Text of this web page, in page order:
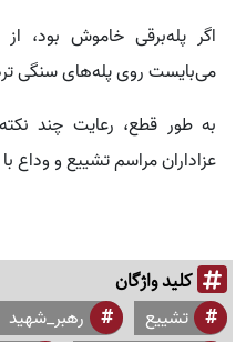
اگر پله‌برقی خاموش بود،
می‌بایست روی پله‌های سنگی
به طور قطع، رعایت چند
عزاداران مراسم تشییع و وداع
کلید واژگان
تشییع رهبر_شهید